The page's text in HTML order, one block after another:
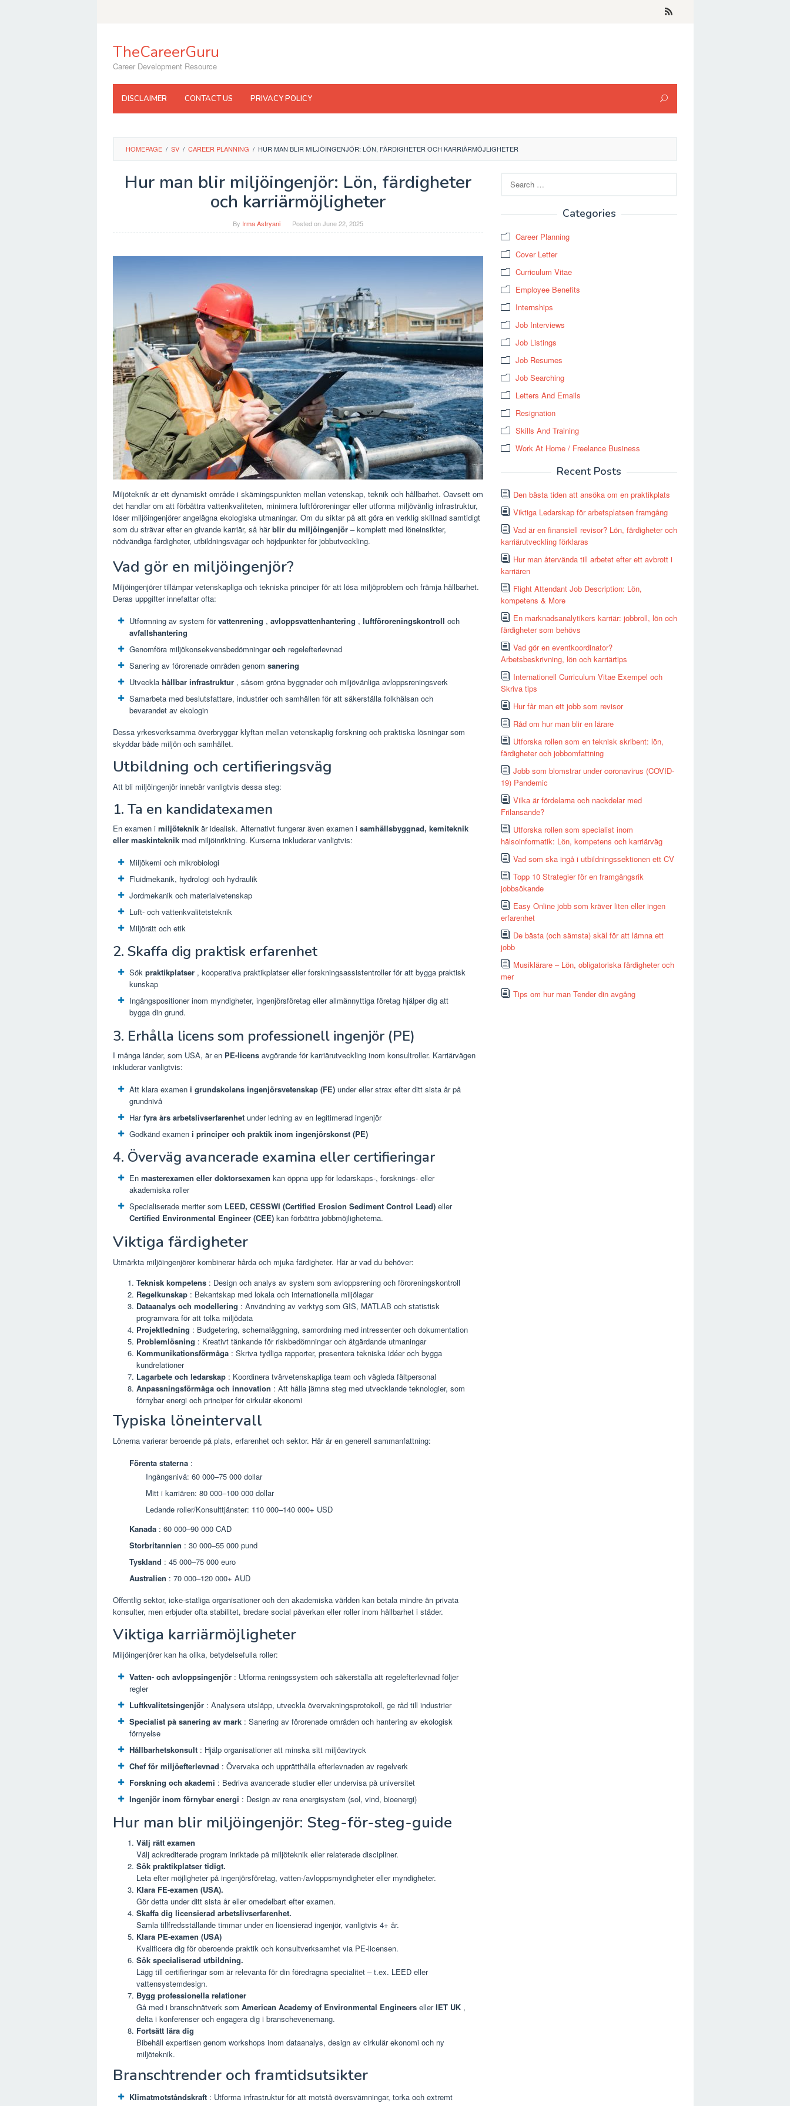
TheCareerGuru
Career Development Resource
DISCLAIMER CONTACT US PRIVACY POLICY
HOMEPAGE / SV / CAREER PLANNING / HUR MAN BLIR MILJÖINGENJÖR: LÖN, FÄRDIGHETER OCH KARRIÄRMÖJLIGHETER
Hur man blir miljöingenjör: Lön, färdigheter
och karriärmöjligheter
By Irma Astryani Posted onJune 22, 2025
Miljöteknik är ett dynamiskt område i skärningspunkten mellan vetenskap, teknik och hållbarhet. Oavsett om
det handlar om att förbättra vattenkvaliteten, minimera luftföroreningar eller utforma miljövänlig infrastruktur,
löser miljöingenjörer angelägna ekologiska utmaningar. Om du siktar på att göra en verklig skillnad samtidigt
som du strävar efter en givande karriär, så härblir du miljöingenjör – komplett med löneinsikter,
nödvändiga färdigheter, utbildningsvägar och höjdpunkter för jobbutveckling.
Vad gör en miljöingenjör?
Miljöingenjörer tillämpar vetenskapliga och tekniska principer för att lösa miljöproblem och främja hållbarhet.
Deras uppgifter innefattar ofta:
Utformning av system förvattenrening , avloppsvattenhantering , luftföroreningskontroll och
avfallshantering
Genomföra miljökonsekvensbedömningaroch regelefterlevnad
Sanering av förorenade områden genom sanering
Utveckla hållbar infrastruktur , såsom gröna byggnader och miljövänliga avloppsreningsverk
Samarbeta med beslutsfattare, industrier och samhällen för att säkerställa folkhälsan och
bevarandet av ekologin
Dessa yrkesverksamma överbryggar klyftan mellan vetenskaplig forskning och praktiska lösningar som
skyddar både miljön och samhället.
Utbildning och certifieringsväg
Att bli miljöingenjör innebär vanligtvis dessa steg:
1. Ta en kandidatexamen
En examen i miljöteknik är idealisk. Alternativt fungerar även examen i samhällsbyggnad, kemiteknik
eller maskinteknik med miljöinriktning. Kurserna inkluderar vanligtvis:
Miljökemi och mikrobiologi
Fluidmekanik, hydrologi och hydraulik
Jordmekanik och materialvetenskap
Luft- och vattenkvalitetsteknik
Miljörätt och etik
2. Skaffa dig praktisk erfarenhet
Sök praktikplatser , kooperativa praktikplatser eller forskningsassistentroller för att bygga praktisk
kunskap
Ingångspositioner inom myndigheter, ingenjörsföretag eller allmännyttiga företag hjälper dig att
bygga din grund.
3. Erhålla licens som professionell ingenjör (PE)
I många länder, som USA, är en PE-licens avgörande för karriärutveckling inom konsultroller. Karriärvägen
inkluderar vanligtvis:
Att klara examen i grundskolans ingenjörsvetenskap (FE) under eller strax efter ditt sista år på
grundnivå
Harfyra års arbetslivserfarenhet under ledning av en legitimerad ingenjör
Godkänd examen i principer och praktik inom ingenjörskonst (PE)
4. Överväg avancerade examina eller certifieringar
En masterexamen eller doktorsexamen kan öppna upp för ledarskaps-, forsknings- eller
akademiska roller
Specialiserade meriter som LEED, CESSWI (Certified Erosion Sediment Control Lead) eller
Certified Environmental Engineer (CEE) kan förbättra jobbmöjligheterna.
Viktiga färdigheter
Utmärkta miljöingenjörer kombinerar hårda och mjuka färdigheter. Här är vad du behöver:
Teknisk kompetens : Design och analys av system som avloppsrening och föroreningskontroll
Regelkunskap : Bekantskap med lokala och internationella miljölagar
Dataanalys och modellering : Användning av verktyg som GIS, MATLAB och statistisk
programvara för att tolka miljödata
Projektledning : Budgetering, schemaläggning, samordning med intressenter och dokumentation
Problemlösning : Kreativt tänkande för riskbedömningar och åtgärdande utmaningar
Kommunikationsförmåga : Skriva tydliga rapporter, presentera tekniska idéer och bygga
kundrelationer
Lagarbete och ledarskap : Koordinera tvärvetenskapliga team och vägleda fältpersonal
Anpassningsförmåga och innovation : Att hålla jämna steg med utvecklande teknologier, som
förnybar energi och principer för cirkulär ekonomi
Typiska löneintervall
Lönerna varierar beroende på plats, erfarenhet och sektor. Här är en generell sammanfattning:
Förenta staterna :
Ingångsnivå: 60 000–75 000 dollar
Mitt i karriären: 80 000–100 000 dollar
Ledande roller/Konsulttjänster: 110 000–140 000+ USD
Kanada : 60 000–90 000 CAD
Storbritannien : 30 000–55 000 pund
Tyskland : 45 000–75 000 euro
Australien : 70 000–120 000+ AUD
Offentlig sektor, icke-statliga organisationer och den akademiska världen kan betala mindre än privata
konsulter, men erbjuder ofta stabilitet, bredare social påverkan eller roller inom hållbarhet i städer.
Viktiga karriärmöjligheter
Miljöingenjörer kan ha olika, betydelsefulla roller:
Vatten- och avloppsingenjör : Utforma reningssystem och säkerställa att regelefterlevnad följer
regler
Luftkvalitetsingenjör : Analysera utsläpp, utveckla övervakningsprotokoll, ge råd till industrier
Specialist på sanering av mark : Sanering av förorenade områden och hantering av ekologisk
förnyelse
Hållbarhetskonsult : Hjälp organisationer att minska sitt miljöavtryck
Chef för miljöefterlevnad : Övervaka och upprätthålla efterlevnaden av regelverk
Forskning och akademi : Bedriva avancerade studier eller undervisa på universitet
Ingenjör inom förnybar energi : Design av rena energisystem (sol, vind, bioenergi)
Hur man blir miljöingenjör: Steg-för-steg-guide
Välj rätt examen
Välj ackrediterade program inriktade på miljöteknik eller relaterade discipliner.
Sök praktikplatser tidigt.
Leta efter möjligheter på ingenjörsföretag, vatten-/avloppsmyndigheter eller myndigheter.
Klara FE-examen (USA).
Gör detta under ditt sista år eller omedelbart efter examen.
Skaffa dig licensierad arbetslivserfarenhet.
Samla tillfredsställande timmar under en licensierad ingenjör, vanligtvis 4+ år.
Klara PE-examen (USA)
Kvalificera dig för oberoende praktik och konsultverksamhet via PE-licensen.
Sök specialiserad utbildning.
Lägg till certifieringar som är relevanta för din föredragna specialitet – t.ex. LEED eller
vattensystemdesign.
Bygg professionella relationer
Gå med i branschnätverk som American Academy of Environmental Engineers ellerIET UK ,
delta i konferenser och engagera dig i branschevenemang.
Fortsätt lära dig
Bibehåll expertisen genom workshops inom dataanalys, design av cirkulär ekonomi och ny
miljöteknik.
Branschtrender och framtidsutsikter
Klimatmotståndskraft : Utforma infrastruktur för att motstå översvämningar, torka och extremt
for:
Categories
Career Planning
Cover Letter
Curriculum Vitae
Employee Benefits
Internships
Job Interviews
Job Listings
Job Resumes
Job Searching
Letters And Emails
Resignation
Skills And Training
Work At Home / Freelance Business
Recent Posts
Den bästa tiden att ansöka om en praktikplats
Viktiga Ledarskap för arbetsplatsen framgång
Vad är en finansiell revisor? Lön, färdigheter och
karriärutveckling förklaras
Hur man återvända till arbetet efter ett avbrott i
karriären
Flight Attendant Job Description: Lön,
kompetens & More
En marknadsanalytikers karriär: jobbroll, lön och
färdigheter som behövs
Vad gör en eventkoordinator?
Arbetsbeskrivning, lön och karriärtips
Internationell Curriculum Vitae Exempel och
Skriva tips
Hur får man ett jobb som revisor
Råd om hur man blir en lärare
Utforska rollen som en teknisk skribent: lön,
färdigheter och jobbomfattning
Jobb som blomstrar under coronavirus (COVID-
19) Pandemic
Vilka är fördelarna och nackdelar med
Frilansande?
Utforska rollen som specialist inom
hälsoinformatik: Lön, kompetens och karriärväg
Vad som ska ingå i utbildningssektionen ett CV
Topp 10 Strategier för en framgångsrik
jobbsökande
Easy Online jobb som kräver liten eller ingen
erfarenhet
De bästa (och sämsta) skäl för att lämna ett
jobb
Musiklärare – Lön, obligatoriska färdigheter och
mer
Tips om hur man Tender din avgång